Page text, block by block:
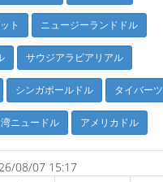
ト ニュージーランドドル
サウジアラビアリアル
シンガポールドル タイバーツ
ニュードル アメリカドル
08/07 15:17